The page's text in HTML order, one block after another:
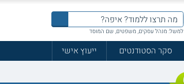
למשל: מנהל עסקים, משפטים, שם המוסד
סקר הסטודנטים ייעוץ אישי